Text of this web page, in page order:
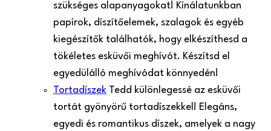
szükséges alapanyagokat! Kínálatunkban
papírok, díszítőelemek, szalagok és egyéb
kiegészítők találhatók, hogy elkészíthesd a
tökéletes esküvői meghívót. Készítsd el
egyedülálló meghívódat könnyedén!
Tortadíszek Tedd különlegessé az esküvői
tortát gyönyörű tortadíszekkel! Elegáns,
egyedi és romantikus díszek, amelyek a nagy